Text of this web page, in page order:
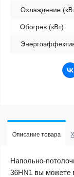
Охлаждение
Обогрев (кВт)
Описание товара
Напольно-
36HN1 вы можете